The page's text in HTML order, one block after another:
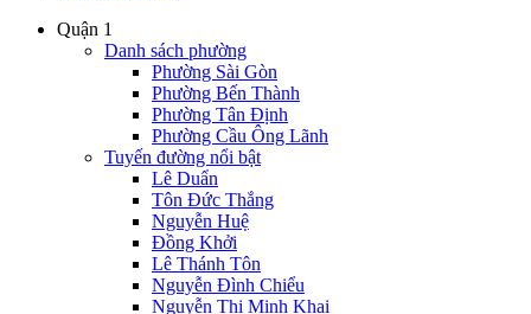
Quận 1
Danh sách phường
Phường Sài Gòn
Phường Bến Thành
Phường Tân Định
Phường Cầu Ông Lãnh
Tuyến đường nổi bật
Lê Duẩn
Tôn Đức Thắng
Nguyễn Huệ
Đồng Khởi
Lê Thánh Tôn
Nguyễn Đình Chiểu
Nguyễn Thị Minh Khai